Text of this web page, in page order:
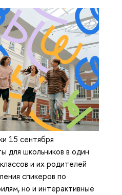
15 сентября
для школьников в один
и их родителей
спикеров по
но и интерактивные